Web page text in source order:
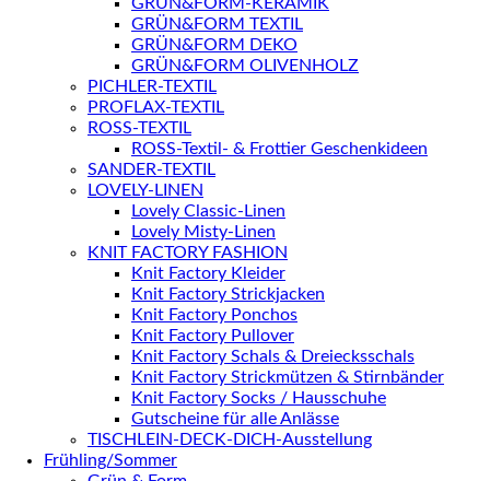
GRÜN&FORM-KERAMIK
GRÜN&FORM TEXTIL
GRÜN&FORM DEKO
GRÜN&FORM OLIVENHOLZ
PICHLER-TEXTIL
PROFLAX-TEXTIL
ROSS-TEXTIL
ROSS-Textil- & Frottier Geschenkideen
SANDER-TEXTIL
LOVELY-LINEN
Lovely Classic-Linen
Lovely Misty-Linen
KNIT FACTORY FASHION
Knit Factory Kleider
Knit Factory Strickjacken
Knit Factory Ponchos
Knit Factory Pullover
Knit Factory Schals & Dreiecksschals
Knit Factory Strickmützen & Stirnbänder
Knit Factory Socks / Hausschuhe
Gutscheine für alle Anlässe
TISCHLEIN-DECK-DICH-Ausstellung
Frühling/Sommer